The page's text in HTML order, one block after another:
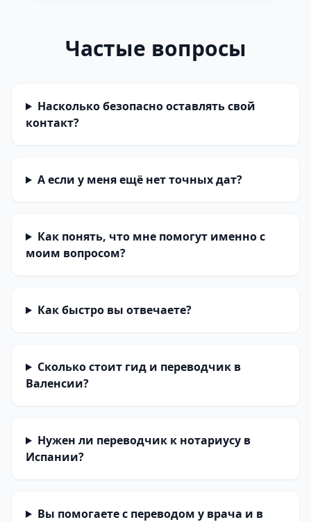
Частые вопросы
Насколько безопасно оставлять свой
контакт?
А если у меня ещё нет точных дат?
Как понять, что мне помогут именно с
моим вопросом?
Как быстро вы отвечаете?
Сколько стоит гид и переводчик в
Валенсии?
Нужен ли переводчик к нотариусу в
Испании?
Вы помогаете с переводом у врача и в